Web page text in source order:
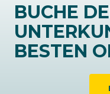
BUCHE
BESTEN